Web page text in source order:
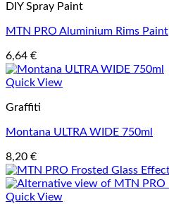
DIY Spray Paint
MTN PRO Aluminium Rims Paint
6,64 €
Quick View
Graffiti
Montana ULTRA WIDE 750ml
8,20 €
Quick View